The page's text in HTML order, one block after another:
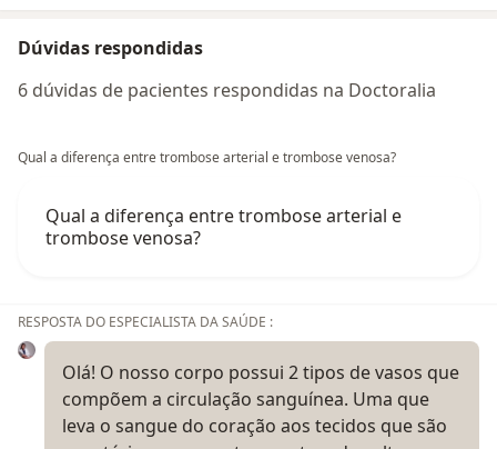
Dúvidas respondidas
6 dúvidas de pacientes respondidas na Doctoralia
Qual a diferença entre trombose arterial e trombose venosa?
Qual a diferença entre trombose arterial e
trombose venosa?
RESPOSTA DO ESPECIALISTA DA SAÚDE :
Olá! O nosso corpo possui 2 tipos de vasos que
compõem a circulação sanguínea. Uma que
leva o sangue do coração aos tecidos que são